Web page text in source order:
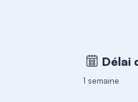
Délai
1 semaine